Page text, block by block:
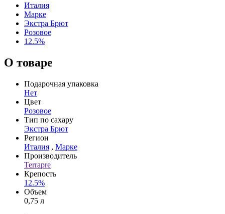
Италия
Марке
Экстра Брют
Розовое
12.5%
О товаре
Подарочная упаковка
Нет
Цвет
Розовое
Тип по сахару
Экстра Брют
Регион
Италия , Марке
Производитель
Terrapre
Крепость
12.5%
Объем
0,75 л